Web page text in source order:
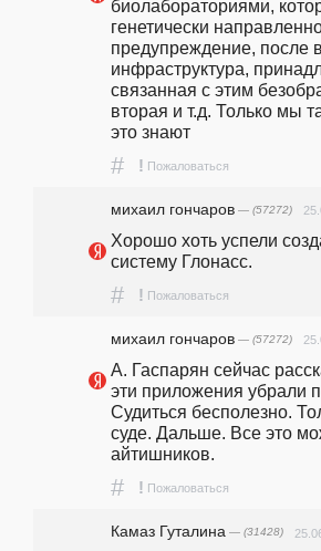
биолабораториями,
генетически
предупреждение, после
инфраструктура,
связанная с этим
вторая и т.д. Только мы
это знают
# ! Пожаловаться
михаил гончаров — (57272)
Хорошо хоть успели
систему Глонасс.
# ! Пожаловаться
михаил гончаров — (57272)
А. Гаспарян сейчас
эти приложения убрали
Судиться бесполезно.
суде. Дальше. Все это
айтишников.
# ! Пожаловаться
Камaз Гутaлина — (31428)